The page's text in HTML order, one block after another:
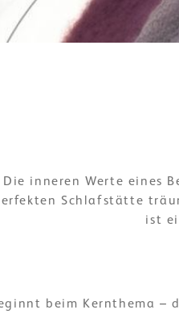
Die inneren Werte eines
Schlafstätte
ist
beim Kernthema –